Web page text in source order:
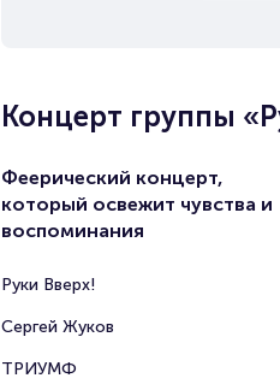
Концерт группы
Феерический концерт,
который освежит чувства и
воспоминания
Руки Вверх!
Сергей Жуков
ТРИУМФ